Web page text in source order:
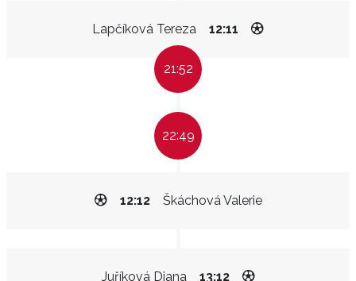
Lapčíková Tereza 12:11
21:52
22:49
Škáchová Valerie
12:12
Juříková Diana 13:12